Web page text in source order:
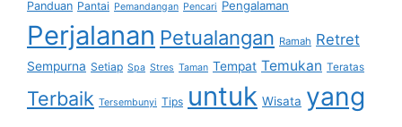
Panduan Pantai Pemandangan Pencari Pengalaman
Perjalanan Petualangan Ramah Retret
Sempurna Setiap Spa Stres Taman Tempat Temukan Teratas
Terbaik Tersembunyi Tips untuk Wisata yang